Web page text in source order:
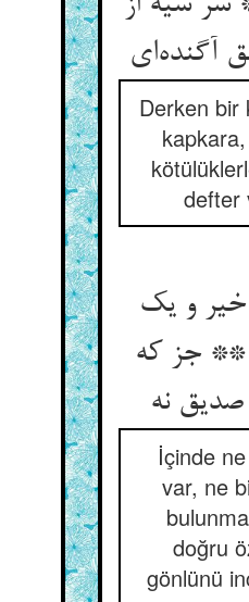
Derken bir
defter
خیر و یک
** جز که
İçinde
var, ne
doğru
gönlünü